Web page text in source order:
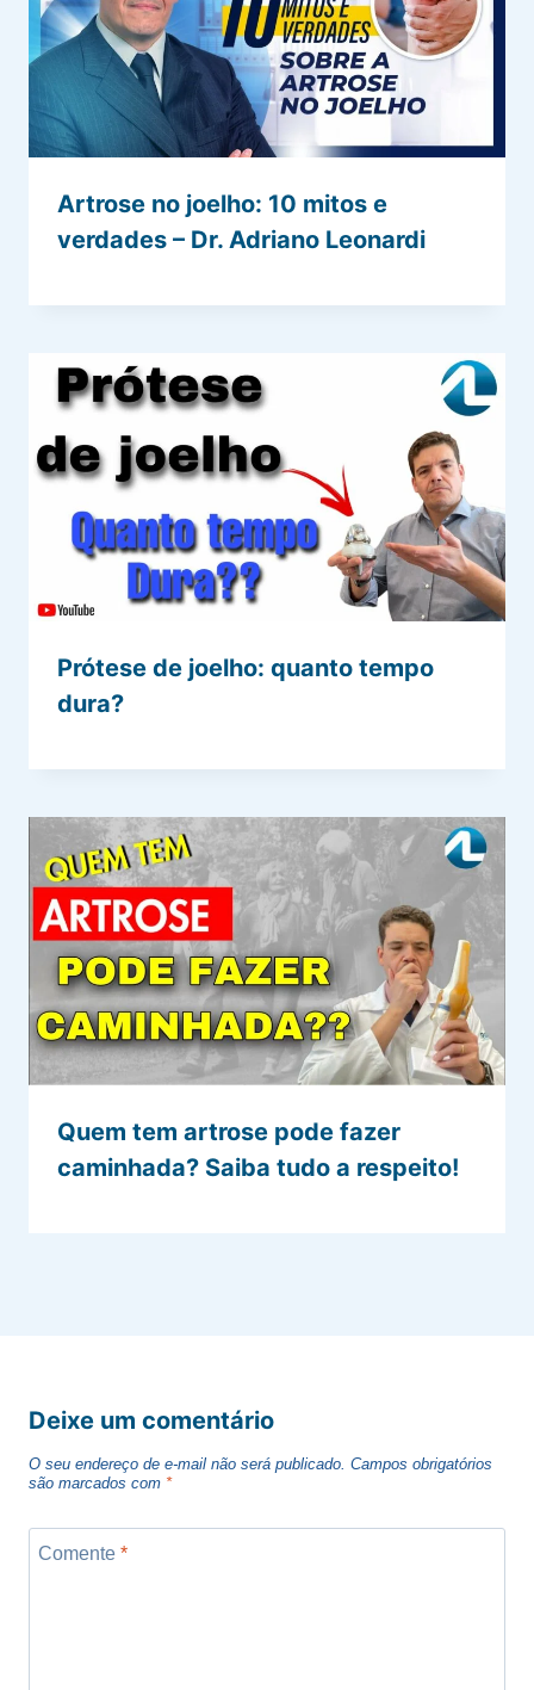
Artrose no joelho: 10 mitos e
verdades – Dr. Adriano Leonardi
Prótese de joelho: quanto tempo
dura?
Quem tem artrose pode fazer
caminhada? Saiba tudo a respeito!
Deixe um comentário
O seu endereço de e-mail não será publicado. Campos obrigatórios
são marcados com *
Comente *